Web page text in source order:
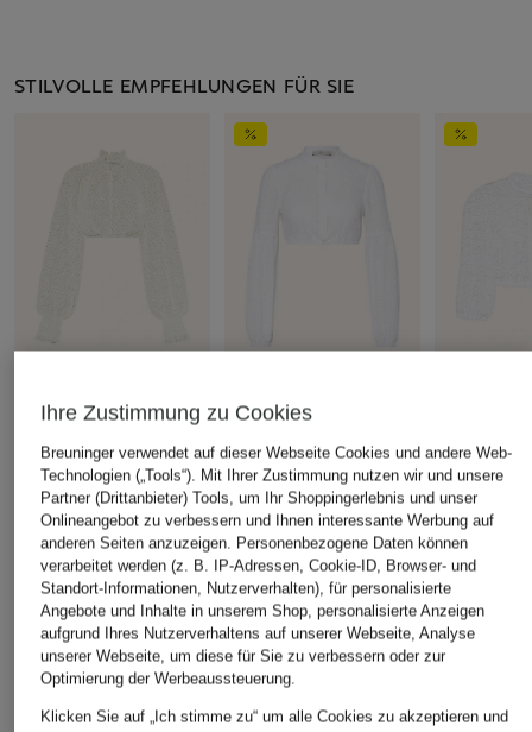
STILVOLLE EMPFEHLUNGEN FÜR SIE
Heimatglück Tracht
CHF 189
Johann & Johanna
Lochspitze
CHF 70
Ursprünglich:CHF 139
Spitze
CHF 95
Ursprünglich:
ÄHNLICHE ARTIKEL ENTDECKEN
Ihre Zustimmung zu Cookies
Breuninger verwendet auf dieser Webseite Cookies und andere Web-
Technologien („Tools“). Mit Ihrer Zustimmung nutzen wir und unsere
Partner (Drittanbieter) Tools, um Ihr Shoppingerlebnis und unser
Onlineangebot zu verbessern und Ihnen interessante Werbung auf
anderen Seiten anzuzeigen. Personenbezogene Daten können
verarbeitet werden (z. B. IP-Adressen, Cookie-ID, Browser- und
Standort-Informationen, Nutzerverhalten), für personalisierte
Angebote und Inhalte in unserem Shop, personalisierte Anzeigen
aufgrund Ihres Nutzerverhaltens auf unserer Webseite, Analyse
unserer Webseite, um diese für Sie zu verbessern oder zur
Optimierung der Werbeaussteuerung.
Klicken Sie auf „Ich stimme zu“ um alle Cookies zu akzeptieren und